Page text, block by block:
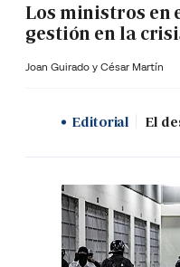
Los ministros en
gestión en la
Joan Guirado y César Martín
Editorial El